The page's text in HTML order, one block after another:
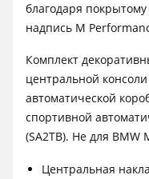
благодаря
надпись M
Комплект
центральной
автоматической
спортивной
(SA2TB). Не для BMW
Центральная